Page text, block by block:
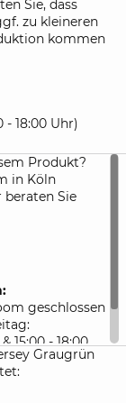
auch
Sie die
für
Sie, dass
zu kleineren
kommen
- 18:00 Uhr)
Produkt?
in Köln
beraten Sie
geschlossen
15:00 - 18:00
Graugrün